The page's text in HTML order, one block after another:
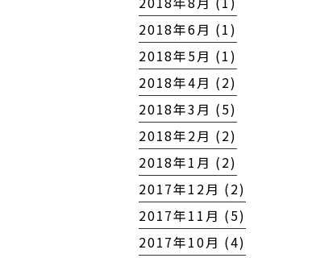
2018年6月 (1)
2018年5月 (1)
2018年4月 (2)
2018年3月 (5)
2018年2月 (2)
2018年1月 (2)
2017年12月 (2)
2017年11月 (5)
2017年10月 (4)